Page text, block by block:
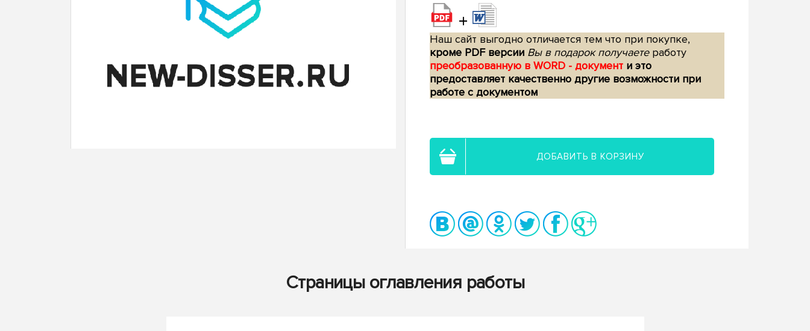
+
Наш сайт выгодно отличается тем что при покупке,
кроме PDF версии Вы в подарок получаетеработу
преобразованную в WORD - документ и это
предоставляет качественно другие возможности при
работе с документом
ДОБАВИТЬ В КОРЗИНУ
Страницы оглавления работы